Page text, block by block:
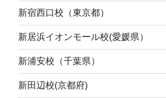
新宿西口校（東京都）
新居浜イオンモール校(愛媛県）
新浦安校（千葉県）
新田辺校(京都府)